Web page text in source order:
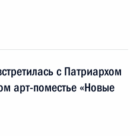
с Патриархом
арт-поместье «Новые